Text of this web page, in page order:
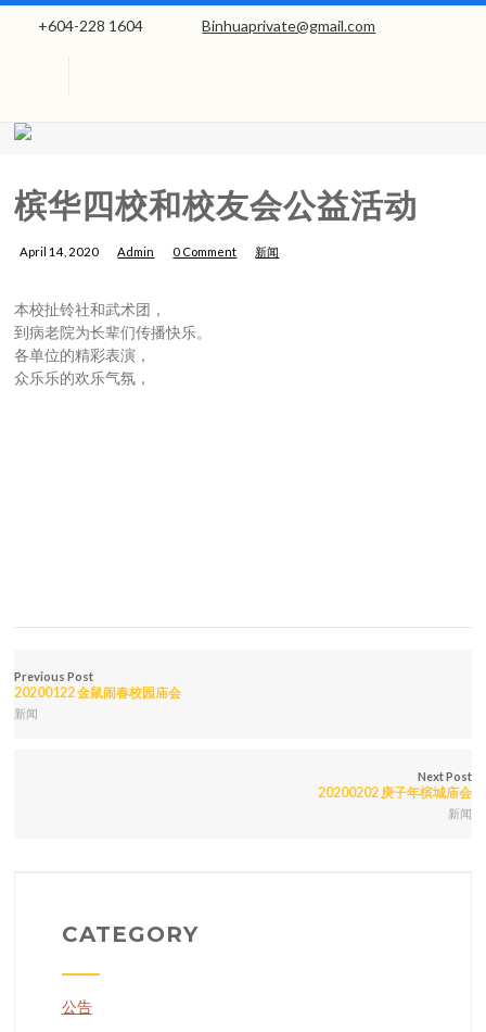
+604-228 1604 Binhuaprivate@gmail.com
槟华四校和校友会公益活动
April 14, 2020 Admin 0 Comment 新闻
本校扯铃社和武术团，
到病老院为长辈们传播快乐。
各单位的精彩表演，
众乐乐的欢乐气氛，
Previous Post
20200122 金鼠闹春校园庙会
新闻
Next Post
20200202 庚子年槟城庙会
新闻
CATEGORY
公告